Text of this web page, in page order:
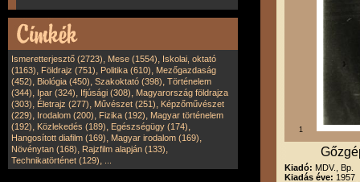
Ismeretterjesztő (2723), Mese (1554), Iskolai, oktató
(1163), Földrajz (751), Politika (610), Mezőgazdaság
(452), Biológia (450), Szakoktató (398), Történelem
(344), Ipar (324), Ifjúsági (308), Magyarország földrajza
(303), Életrajz (277), Művészet (251), Képzőművészet
(229), Irodalom (200), Fizika (192), Magyar történelem
(192), Közlekedés (189), Egészségügy (174),
Hangosított diafilm (169), Magyar irodalom (169),
Növénytan (168), Rajzfilm alapján (133),
Technikatörténet (129),
1
Kiadó: MDV., Bp.
Kiadás éve: 1957